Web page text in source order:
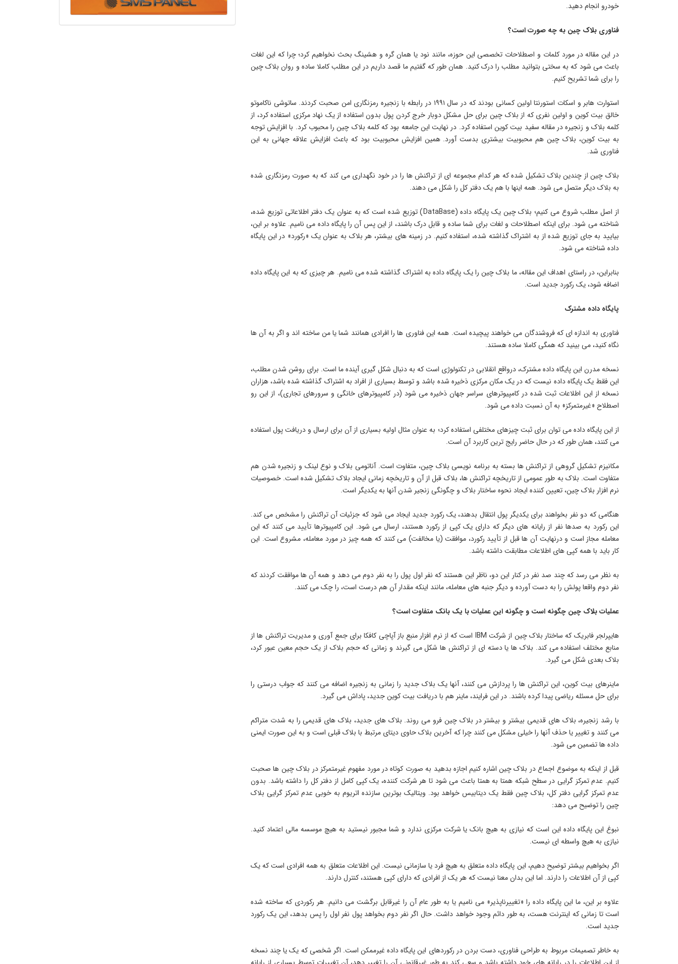
خودرو انجام دهید.
فناوری بلاک چین به چه صورت است؟
در این مقاله در مورد کلمات و اصطلاحات تخصصی این حوزه، مانند نود یا همان گره و هشینگ بحث نخواهیم کرد؛ چرا که این لغات
باعث می شود که به سختی بتوانید مطلب را درک کنید. همان طور که گفتیم ما قصد داریم در این مطلب کاملا ساده و روان بلاک چین
را برای شما تشریح کنیم.
استوارت هابر و اسکات استورنتا اولین کسانی بودند که در سال ۱۹۹۱ در رابطه با زنجیره رمزنگاری امن صحبت کردند. ساتوشی ناکاموتو
خالق بیت کوین و اولین نفری که از بلاک چین برای حل مشکل دوبار خرج کردن پول بدون استفاده از یک نهاد مرکزی استفاده کرد، از
کلمه بلاک و زنجیره در مقاله سفید بیت کوین استفاده کرد. در نهایت این جامعه بود که کلمه بلاک چین را محبوب کرد. با افزایش توجه
به بیت کوین، بلاک چین هم محبوبیت بیشتری بدست آورد. همین افزایش محبوبیت بود که باعث افزایش علاقه جهانی به این
فناوری شد.
بلاک چین از چندین بلاک تشکیل شده که هر کدام مجموعه ای از تراکنش ها را در خود نگهداری می کند که به صورت رمزنگاری شده
به بلاک دیگر متصل می شود. همه اینها با هم یک دفتر کل را شکل می دهند.
از اصل مطلب شروع می کنیم؛ بلاک چین یک پایگاه داده (DataBase) توزیع شده است که به عنوان یک دفتر اطلاعاتی توزیع شده،
شناخته می شود. برای اینکه اصطلاحات و لغات برای شما ساده و قابل درک باشند، از این پس آن را پایگاه داده می نامیم. علاوه بر این،
بیایید به جای توزیع شده از به اشتراک گذاشته شده، استفاده کنیم. در زمینه های بیشتر، هر بلاک به عنوان یک «رکورد» در این پایگاه
داده شناخته می شود.
بنابراین، در راستای اهداف این مقاله، ما بلاک چین را یک پایگاه داده به اشتراک گذاشته شده می نامیم. هر چیزی که به این پایگاه داده
اضافه شود، یک رکورد جدید است.
پایگاه داده مشترک
فناوری به اندازه ای که فروشندگان می خواهند پیچیده است. همه این فناوری ها را افرادی همانند شما یا من ساخته اند و اگر به آن ها
نگاه کنید، می بینید که همگی کاملا ساده هستند.
نسخه مدرن این پایگاه داده مشترک، درواقع انقلابی در تکنولوژی است که به دنبال شکل گیری آینده ما است. برای روشن شدن مطلب،
این فقط یک پایگاه داده نیست که در یک مکان مرکزی ذخیره شده باشد و توسط بسیاری از افراد به اشتراک گذاشته شده باشد، هزاران
نسخه از این اطلاعات ثبت شده در کامپیوترهای سراسر جهان ذخیره می شود (در کامپیوترهای خانگی و سرورهای تجاری)، از این رو
اصطلاح «غیرمتمرکز» به آن نسبت داده می شود.
از این پایگاه داده می توان برای ثبت چیزهای مختلفی استفاده کرد؛ به عنوان مثال اولیه بسیاری از آن برای ارسال و دریافت پول استفاده
می کنند، همان طور که در حال حاضر رایج ترین کاربرد آن است.
مکانیزم تشکیل گروهی از تراکنش ها بسته به برنامه نویسی بلاک چین، متفاوت است. آناتومی بلاک و نوع لینک و زنجیره شدن هم
متفاوت است. بلاک به طور عمومی از تاریخچه تراکنش ها، بلاک قبل از آن و تاریخچه زمانی ایجاد بلاک تشکیل شده است. خصوصیات
نرم افزار بلاک چین، تعیین کننده ایجاد نحوه ساختار بلاک و چگونگی زنجیر شدن آنها به یکدیگر است.
هنگامی که دو نفر بخواهند برای یکدیگر پول انتقال بدهند، یک رکورد جدید ایجاد می شود که جزئیات آن تراکنش را مشخص می کند.
این رکورد به صدها نفر از رایانه های دیگر که دارای یک کپی از رکورد هستند، ارسال می شود. این کامپیوترها تأیید می کنند که این
معامله مجاز است و درنهایت آن ها قبل از تأیید رکورد، موافقت (یا مخالفت) می کنند که همه چیز در مورد معامله، مشروع است. این
کار باید با همه کپی های اطلاعات مطابقت داشته باشد.
به نظر می رسد که چند صد نفر در کنار این دو، ناظر این هستند که نفر اول پول را به نفر دوم می دهد و همه آن ها موافقت کردند که
نفر دوم واقعا پولش را به دست آورده و دیگر جنبه های معامله، مانند اینکه مقدار آن هم درست است، را چک می کنند.
عملیات بلاک چین چگونه است و چگونه این عملیات با یک بانک متفاوت است؟
هایپرلجر فابریک که ساختار بلاک چین از شرکت IBM است که از نرم افزار منبع باز آپاچی کافکا برای جمع آوری و مدیریت تراکنش ها از
منابع مختلف استفاده می کند. بلاک ها یا دسته ای از تراکنش ها شکل می گیرند و زمانی که حجم بلاک از یک حجم معین عبور کرد،
بلاک بعدی شکل می گیرد.
ماینرهای بیت کوین، این تراکنش ها را پردازش می کنند، آنها یک بلاک جدید را زمانی به زنجیره اضافه می کنند که جواب درستی را
برای حل مسئله ریاضی پیدا کرده باشند. در این فرایند، ماینر هم با دریافت بیت کوین جدید، پاداش می گیرد.
با رشد زنجیره، بلاک های قدیمی بیشتر و بیشتر در بلاک چین فرو می روند. بلاک های جدید، بلاک های قدیمی را به شدت متراکم
می کنند و تغییر یا حذف آنها را خیلی مشکل می کنند چرا که آخرین بلاک حاوی دیتای مرتبط با بلاک قبلی است و به این صورت ایمنی
داده ها تضمین می شود.
قبل از اینکه به موضوع اجماع در بلاک چین اشاره کنیم اجازه بدهید به صورت کوتاه در مورد مفهوم غیرمتمرکز در بلاک چین ها صحبت
کنیم. عدم تمرکز گرایی در سطح شبکه همتا به همتا باعث می شود تا هر شرکت کننده، یک کپی کامل از دفتر کل را داشته باشد. بدون
عدم تمرکز گرایی دفتر کل، بلاک چین فقط یک دیتابیس خواهد بود. ویتالیک بوترین سازنده اتریوم به خوبی عدم تمرکز گرایی بلاک
چین را توضیح می دهد:
نبوغ این پایگاه داده این است که نیازی به هیچ بانک یا شرکت مرکزی ندارد و شما مجبور نیستید به هیچ موسسه مالی اعتماد کنید.
نیازی به هیچ واسطه ای نیست.
اگر بخواهیم بیشتر توضیح دهیم، این پایگاه داده متعلق به هیچ فرد یا سازمانی نیست. این اطلاعات متعلق به همه افرادی است که یک
کپی از آن اطلاعات را دارند. اما این بدان معنا نیست که هر یک از افرادی که دارای کپی هستند، کنترل دارند.
علاوه بر این، ما این پایگاه داده را «تغییرناپذیر» می نامیم یا به طور عام آن را غیرقابل برگشت می دانیم. هر رکوردی که ساخته شده
است تا زمانی که اینترنت هست، به طور دائم وجود خواهد داشت. حال اگر نفر دوم بخواهد پول نفر اول را پس بدهد، این یک رکورد
جدید است.
به خاطر تصمیمات مربوط به طراحی فناوری، دست بردن در رکوردهای این پایگاه داده غیرممکن است. اگر شخصی که یک یا چند نسخه